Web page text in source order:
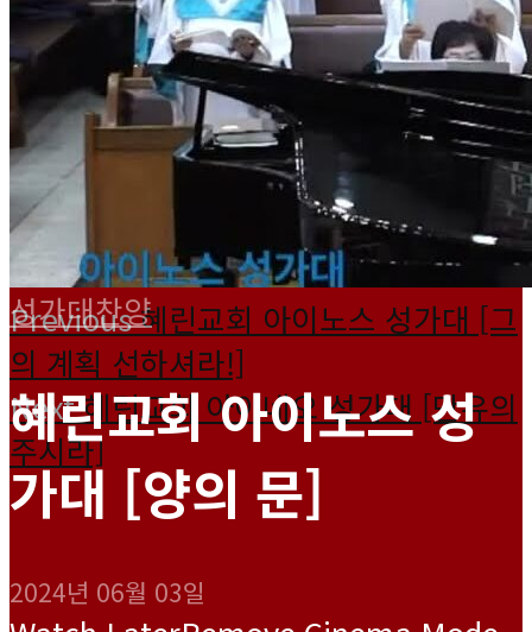
Previous혜린교회 아이노스 성가대 [그
의 계획 선하셔라!]
Next혜린교회 아이네오 성가대 [만유의
주시라]
성가대찬양
혜린교회 아이노스 성
가대 [양의 문]
2024년 06월 03일